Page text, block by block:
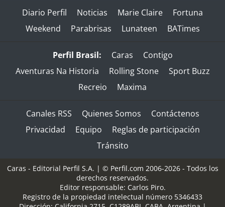
Diario Perfil Noticias Marie Claire
Fortuna
Weekend
Parabrisas Lunateen BATimes
Perfil Brasil: Caras
Contigo
Aventuras Na Historia
Rolling Stone
Sport Buzz
Recreio
Maxima
Canales RSS Quienes Somos
Contáctenos
Privacidad
Equipo
Reglas de participación
Tránsito
Caras - Editorial Perfil S.A. | © Perfil.com 2006-2026 - Todos los
derechos reservados.
Editor responsable: Carlos Piro.
Registro de la propiedad intelectual número 5346433